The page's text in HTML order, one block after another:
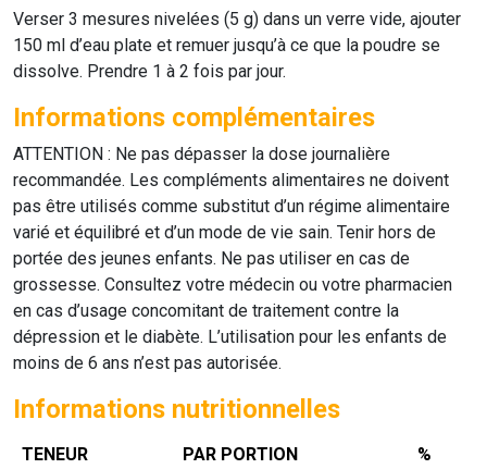
Verser 3 mesures nivelées (5 g) dans un verre vide, ajouter
150 ml d’eau plate et remuer jusqu’à ce que la poudre se
dissolve. Prendre 1 à 2 fois par jour.
Informations complémentaires
ATTENTION : Ne pas dépasser la dose journalière
recommandée. Les compléments alimentaires ne doivent
pas être utilisés comme substitut d’un régime alimentaire
varié et équilibré et d’un mode de vie sain. Tenir hors de
portée des jeunes enfants. Ne pas utiliser en cas de
grossesse. Consultez votre médecin ou votre pharmacien
en cas d’usage concomitant de traitement contre la
dépression et le diabète. L’utilisation pour les enfants de
moins de 6 ans n’est pas autorisée.
Informations nutritionnelles
TENEUR
PAR PORTION
%